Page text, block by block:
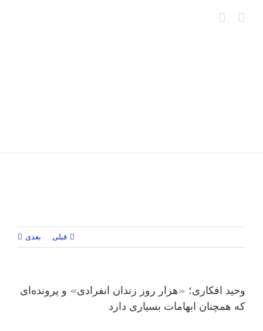
قبلی بعدی
وحید افکاری؛ «هزار روز زندان انفرادی» و پرونده‌ای
که همچنان ابهامات بسیاری دارد